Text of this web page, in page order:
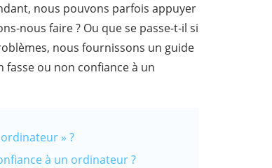
nous pouvons parfois appuyer
nous faire ? Ou que se passe-t-il si
nous fournissons un guide
fasse ou non confiance à un
» ?
à un ordinateur ?